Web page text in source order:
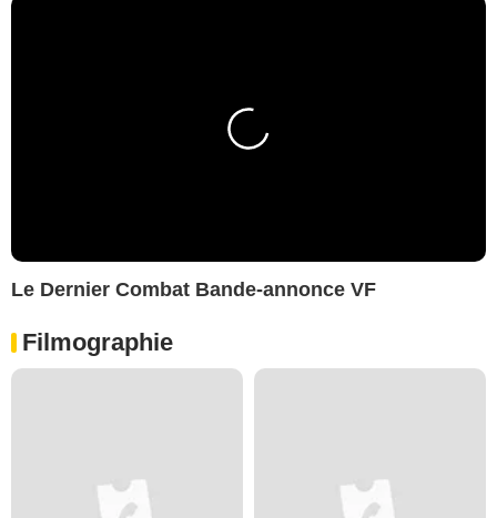
Le Dernier Combat Bande-annonce VF
Filmographie